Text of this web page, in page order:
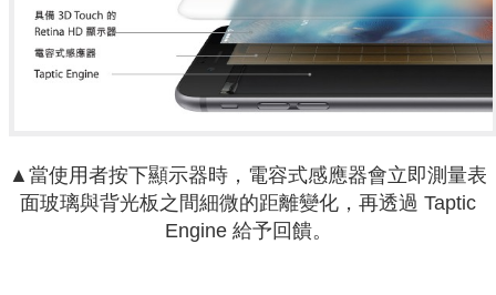
▲當使用者按下顯示器時，電容式感應器會立即測量表
面玻璃與背光板之間細微的距離變化，再透過 Taptic
Engine 給予回饋。